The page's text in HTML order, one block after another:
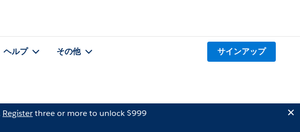
ヘルプ その他 サインアップ
Registerthree or more to unlock $999